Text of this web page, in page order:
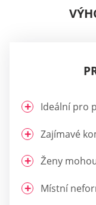
Ideální pro
Zajímavé
Ženy
Místní